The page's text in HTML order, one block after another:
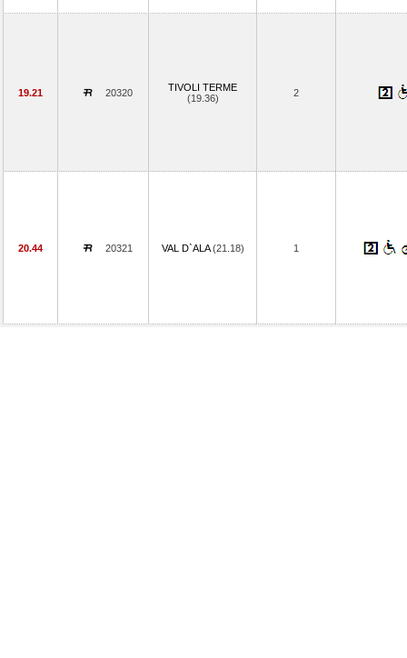
19.21 20320
TIVOLI TERME
(19.36)
2
20.44 20321 VAL D`ALA(21.18) 1